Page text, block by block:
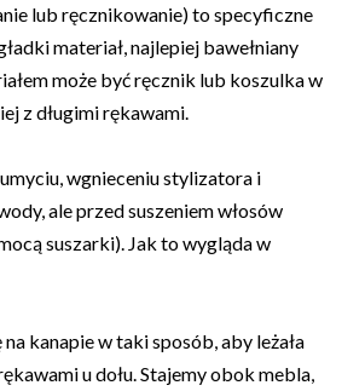
lub ręcznikowanie) to specyficzne
materiał, najlepiej bawełniany
może być ręcznik lub koszulka w
z długimi rękawami.
wgnieceniu stylizatora i
ale przed suszeniem włosów
suszarki). Jak to wygląda w
kanapie w taki sposób, aby leżała
u dołu. Stajemy obok mebla,